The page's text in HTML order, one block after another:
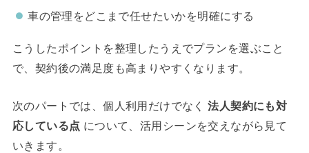
車の管理をどこまで任せたいかを明確にする
こうしたポイントを整理したうえでプランを選ぶこと
で、契約後の満足度も高まりやすくなります。
次のパートでは、個人利用だけでなく法人契約にも対
応している点 について、活用シーンを交えながら見て
いきます。